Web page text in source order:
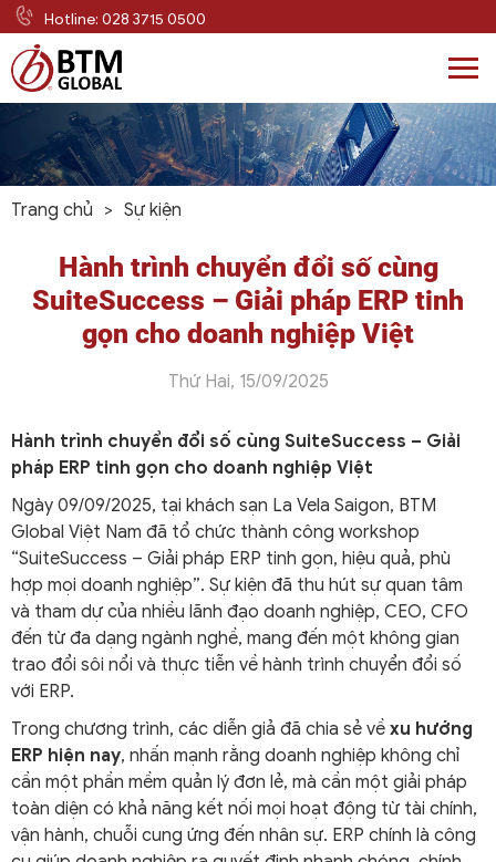
Hotline: 028 3715 0500
Skip
content
Trang chủ > Sự kiện
Hành trình chuyển đổi số cùng
SuiteSuccess – Giải pháp ERP tinh
gọn cho doanh nghiệp Việt
Thứ Hai, 15/09/2025
Hành trình chuyển đổi số cùng SuiteSuccess – Giải
pháp ERP tinh gọn cho doanh nghiệp Việt
Ngày 09/09/2025, tại khách sạn La Vela Saigon, BTM
Global Việt Nam đã tổ chức thành công workshop
“SuiteSuccess – Giải pháp ERP tinh gọn, hiệu quả, phù
hợp mọi doanh nghiệp”. Sự kiện đã thu hút sự quan tâm
và tham dự của nhiều lãnh đạo doanh nghiệp, CEO, CFO
đến từ đa dạng ngành nghề, mang đến một không gian
trao đổi sôi nổi và thực tiễn về hành trình chuyển đổi số
với ERP.
Trong chương trình, các diễn giả đã chia sẻ về xu hướng
ERP hiện nay, nhấn mạnh rằng doanh nghiệp không chỉ
cần một phần mềm quản lý đơn lẻ, mà cần một giải pháp
toàn diện có khả năng kết nối mọi hoạt động từ tài chính,
vận hành, chuỗi cung ứng đến nhân sự. ERP chính là công